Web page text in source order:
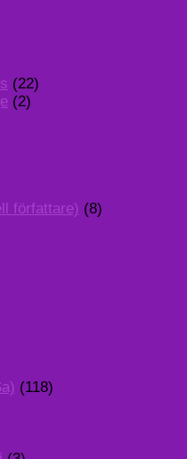
(22)
(2)
författare) (8)
(118)